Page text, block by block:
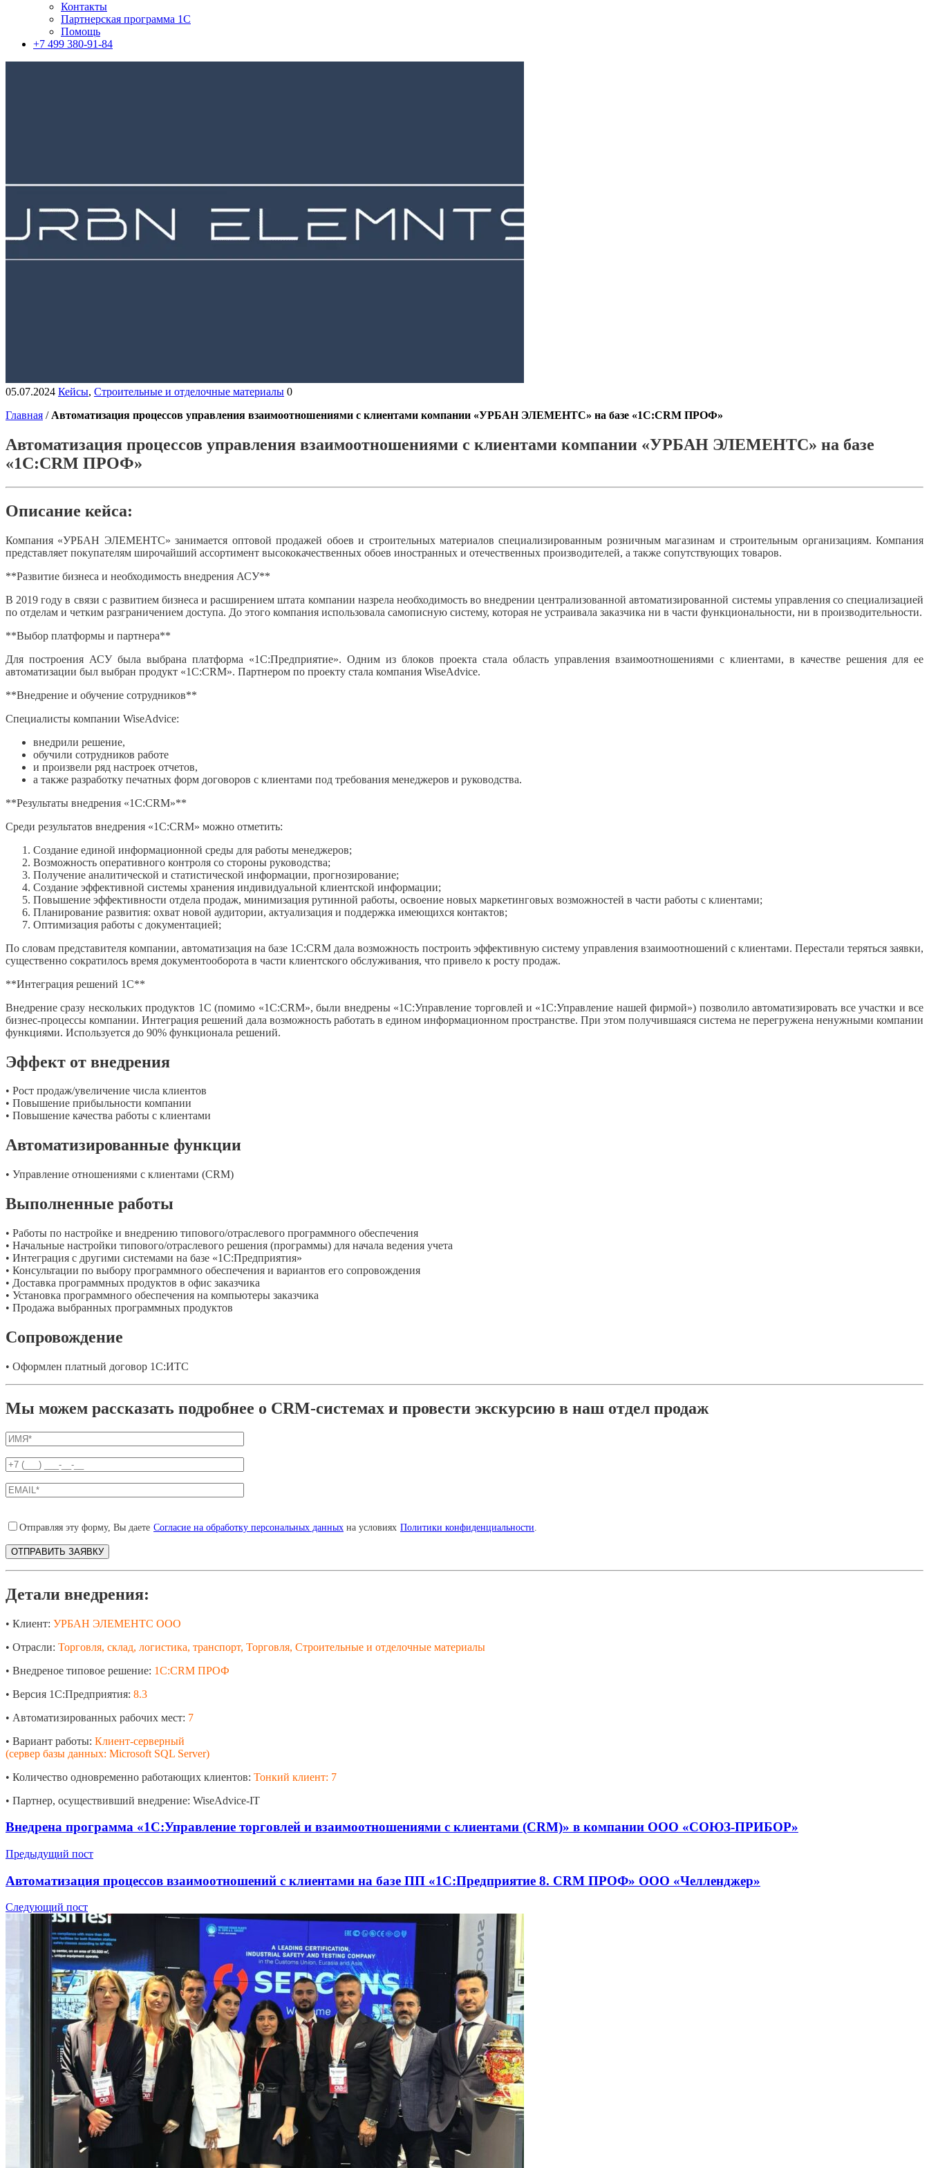
Контакты
Партнерская программа 1С
Помощь
+7 499 380-91-84
05.07.2024 Кейсы, Строительные и отделочные материалы 0
Главная / Автоматизация процессов управления взаимоотношениями с клиентами компании «УРБАН ЭЛЕМЕНТС» на базе «1С:CRM ПРОФ»
Автоматизация процессов управления взаимоотношениями с клиентами компании «УРБАН ЭЛЕМЕНТС» на базе
«1С:CRM ПРОФ»
Описание кейса:
Компания «УРБАН ЭЛЕМЕНТС» занимается оптовой продажей обоев и строительных материалов специализированным розничным магазинам и строительным организациям. Компания
представляет покупателям широчайший ассортимент высококачественных обоев иностранных и отечественных производителей, а также сопутствующих товаров.
**Развитие бизнеса и необходимость внедрения АСУ**
В 2019 году в связи с развитием бизнеса и расширением штата компании назрела необходимость во внедрении централизованной автоматизированной системы управления со специализацией
по отделам и четким разграничением доступа. До этого компания использовала самописную систему, которая не устраивала заказчика ни в части функциональности, ни в производительности.
**Выбор платформы и партнера**
Для построения АСУ была выбрана платформа «1С:Предприятие». Одним из блоков проекта стала область управления взаимоотношениями с клиентами, в качестве решения для ее
автоматизации был выбран продукт «1С:CRM». Партнером по проекту стала компания WiseAdvice.
**Внедрение и обучение сотрудников**
Специалисты компании WiseAdvice:
внедрили решение,
обучили сотрудников работе
и произвели ряд настроек отчетов,
а также разработку печатных форм договоров с клиентами под требования менеджеров и руководства.
**Результаты внедрения «1С:CRM»**
Среди результатов внедрения «1С:CRM» можно отметить:
Создание единой информационной среды для работы менеджеров;
Возможность оперативного контроля со стороны руководства;
Получение аналитической и статистической информации, прогнозирование;
Создание эффективной системы хранения индивидуальной клиентской информации;
Повышение эффективности отдела продаж, минимизация рутинной работы, освоение новых маркетинговых возможностей в части работы с клиентами;
Планирование развития: охват новой аудитории, актуализация и поддержка имеющихся контактов;
Оптимизация работы с документацией;
По словам представителя компании, автоматизация на базе 1С:CRM дала возможность построить эффективную систему управления взаимоотношений с клиентами. Перестали теряться заявки,
существенно сократилось время документооборота в части клиентского обслуживания, что привело к росту продаж.
**Интеграция решений 1С**
Внедрение сразу нескольких продуктов 1С (помимо «1С:CRM», были внедрены «1С:Управление торговлей и «1С:Управление нашей фирмой») позволило автоматизировать все участки и все
бизнес-процессы компании. Интеграция решений дала возможность работать в едином информационном пространстве. При этом получившаяся система не перегружена ненужными компании
функциями. Используется до 90% функционала решений.
Эффект от внедрения
• Рост продаж/увеличение числа клиентов
• Повышение прибыльности компании
• Повышение качества работы с клиентами
Автоматизированные функции
• Управление отношениями с клиентами (CRM)
Выполненные работы
• Работы по настройке и внедрению типового/отраслевого программного обеспечения
• Начальные настройки типового/отраслевого решения (программы) для начала ведения учета
• Интеграция с другими системами на базе «1С:Предприятия»
• Консультации по выбору программного обеспечения и вариантов его сопровождения
• Доставка программных продуктов в офис заказчика
• Установка программного обеспечения на компьютеры заказчика
• Продажа выбранных программных продуктов
Сопровождение
• Оформлен платный договор 1С:ИТС
Мы можем рассказать подробнее о CRM-системах и провести экскурсию в наш отдел продаж
Отправляя эту форму, Вы даете Согласие на обработку персональных данных на условиях Политики конфиденциальности
Детали внедрения:
• Клиент: УРБАН ЭЛЕМЕНТС ООО
• Отрасли: Торговля, склад, логистика, транспорт, Торговля, Строительные и отделочные материалы
• Внедреное типовое решение: 1С:CRM ПРОФ
• Версия 1С:Предприятия: 8.3
• Автоматизированных рабочих мест: 7
• Вариант работы: Клиент-серверный
(сервер базы данных: Microsoft SQL Server)
• Количество одновременно работающих клиентов: Тонкий клиент: 7
• Партнер, осуществивший внедрение: WiseAdvice-IT
Внедрена программа «1С:Управление торговлей и взаимоотношениями с клиентами (CRM)» в компании ООО «СОЮЗ-ПРИБОР»
Предыдущий пост
Автоматизация процессов взаимоотношений с клиентами на базе ПП «1С:Предприятие 8. CRM ПРОФ» ООО «Челленджер»
Следующий пост